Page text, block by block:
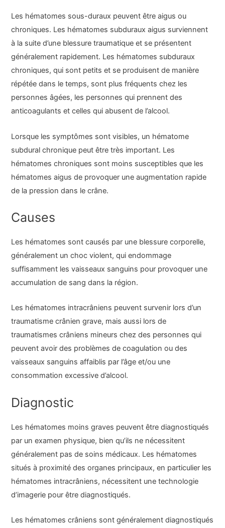
Les hématomes sous-duraux peuvent être aigus ou
chroniques. Les hématomes subduraux aigus surviennent
à la suite d’une blessure traumatique et se présentent
généralement rapidement. Les hématomes subduraux
chroniques, qui sont petits et se produisent de manière
répétée dans le temps, sont plus fréquents chez les
personnes âgées, les personnes qui prennent des
anticoagulants et celles qui abusent de l’alcool.
Lorsque les symptômes sont visibles, un hématome
subdural chronique peut être très important. Les
hématomes chroniques sont moins susceptibles que les
hématomes aigus de provoquer une augmentation rapide
de la pression dans le crâne.
Causes
Les hématomes sont causés par une blessure corporelle,
généralement un choc violent, qui endommage
suffisamment les vaisseaux sanguins pour provoquer une
accumulation de sang dans la région.
Les hématomes intracrâniens peuvent survenir lors d’un
traumatisme crânien grave, mais aussi lors de
traumatismes crâniens mineurs chez des personnes qui
peuvent avoir des problèmes de coagulation ou des
vaisseaux sanguins affaiblis par l’âge et/ou une
consommation excessive d’alcool.
Diagnostic
Les hématomes moins graves peuvent être diagnostiqués
par un examen physique, bien qu’ils ne nécessitent
généralement pas de soins médicaux. Les hématomes
situés à proximité des organes principaux, en particulier les
hématomes intracrâniens, nécessitent une technologie
d’imagerie pour être diagnostiqués.
Les hématomes crâniens sont généralement diagnostiqués